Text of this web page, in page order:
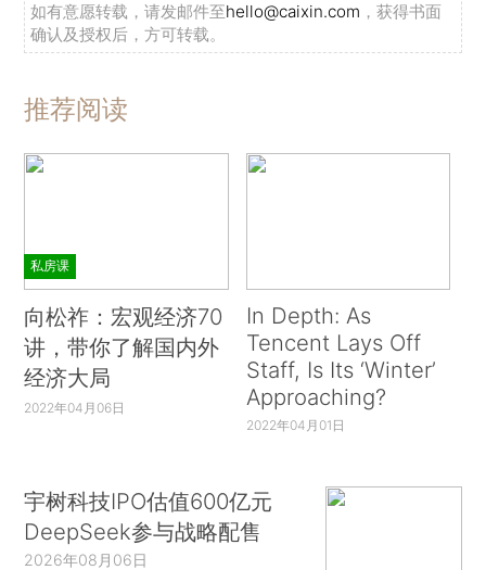
如有意愿转载，请发邮件至hello@caixin.com ，获得书面
确认及授权后，方可转载。
推荐阅读
私房课
向松祚：宏观经济70
讲，带你了解国内外
经济大局
2022年04月06日
In Depth: As
Tencent Lays Off
Staff, Is Its ‘Winter’
Approaching?
2022年04月01日
宇树科技IPO估值600亿元
DeepSeek参与战略配售
2026年08月06日